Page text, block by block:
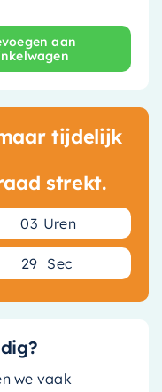
- Chroom -
aan
tijdelijk
strekt.
03 Uren
29 Sec
we vaak